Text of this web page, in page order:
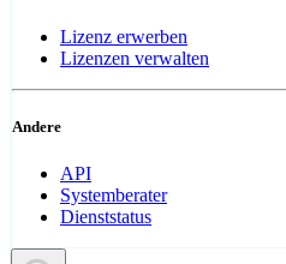
Lizenz erwerben
Lizenzen verwalten
Andere
API
Systemberater
Dienststatus